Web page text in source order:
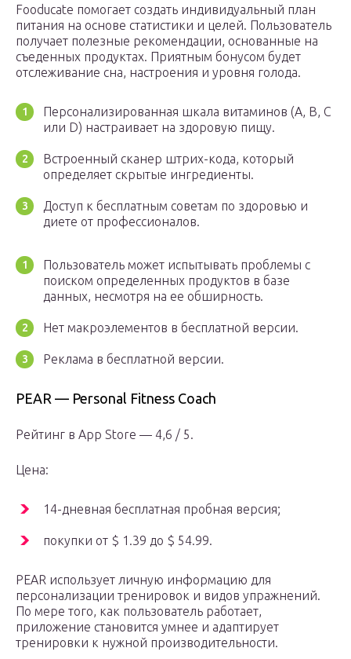
Fooducate помогает создать индивидуальный план
питания на основе статистики и целей. Пользователь
получает полезные рекомендации, основанные на
съеденных продуктах. Приятным бонусом будет
отслеживание сна, настроения и уровня голода.
Персонализированная шкала витаминов (A, B, C
или D) настраивает на здоровую пищу.
Встроенный сканер штрих-кода, который
определяет скрытые ингредиенты.
Доступ к бесплатным советам по здоровью и
диете от профессионалов.
Пользователь может испытывать проблемы с
поиском определенных продуктов в базе
данных, несмотря на ее обширность.
Нет макроэлементов в бесплатной версии.
Реклама в бесплатной версии.
PEAR — Personal Fitness Coach
Рейтинг в App Store — 4,6 / 5.
Цена:
14-дневная бесплатная пробная версия;
покупки от $ 1.39 до $ 54.99.
PEAR использует личную информацию для
персонализации тренировок и видов упражнений.
По мере того, как пользователь работает,
приложение становится умнее и адаптирует
тренировки к нужной производительности.